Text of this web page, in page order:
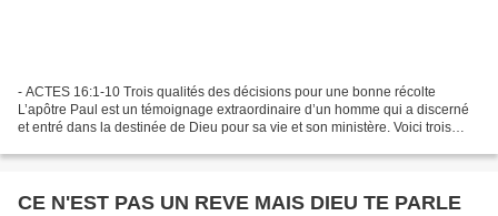
- ACTES 16:1-10 Trois qualités des décisions pour une bonne récolte
L’apôtre Paul est un témoignage extraordinaire d’un homme qui a discerné
et entré dans la destinée de Dieu pour sa vie et son ministère. Voici trois
CE N'EST PAS UN REVE MAIS DIEU TE PARLE